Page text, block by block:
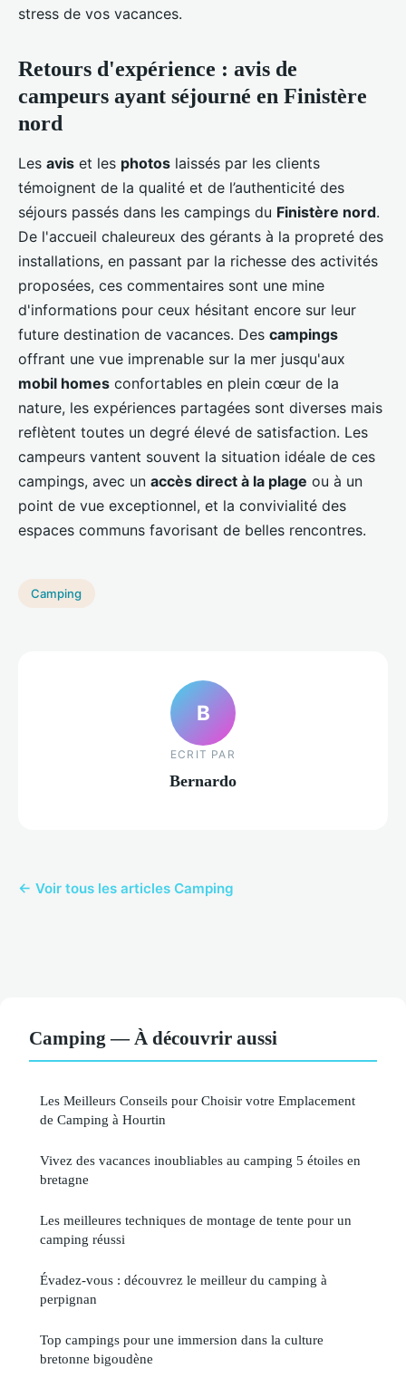
stress de vos vacances.
Retours d'expérience : avis de
campeurs ayant séjourné en Finistère
nord
Les avis et les photos laissés par les clients
témoignent de la qualité et de l’authenticité des
séjours passés dans les campings du Finistère nord.
De l'accueil chaleureux des gérants à la propreté des
installations, en passant par la richesse des activités
proposées, ces commentaires sont une mine
d'informations pour ceux hésitant encore sur leur
future destination de vacances. Des campings
offrant une vue imprenable sur la mer jusqu'aux
mobil homes confortables en plein cœur de la
nature, les expériences partagées sont diverses mais
reflètent toutes un degré élevé de satisfaction. Les
campeurs vantent souvent la situation idéale de ces
campings, avec un accès direct à la plage ou à un
point de vue exceptionnel, et la convivialité des
espaces communs favorisant de belles rencontres.
Camping
B
ECRIT PAR
Bernardo
← Voir tous les articles Camping
Camping — À découvrir aussi
Les Meilleurs Conseils pour Choisir votre Emplacement
de Camping à Hourtin
Vivez des vacances inoubliables au camping 5 étoiles en
bretagne
Les meilleures techniques de montage de tente pour un
camping réussi
Évadez-vous : découvrez le meilleur du camping à
perpignan
Top campings pour une immersion dans la culture
bretonne bigoudène